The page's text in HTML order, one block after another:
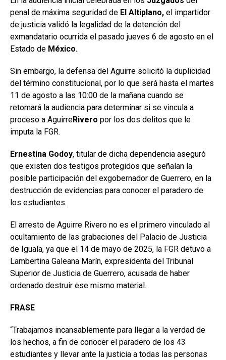
penal de máxima seguridad de El Altiplano, el impartidor
de justicia validó la legalidad de la detención del
exmandatario ocurrida el pasado jueves 6 de agosto en el
Estado de México.
Sin embargo, la defensa del Aguirre solicitó la duplicidad
del término constitucional, por lo que será hasta el martes
11 de agosto a las 10:00 de la mañana cuando se
retomará la audiencia para determinar si se vincula a
proceso a AguirreRivero por los dos delitos que le
imputa la FGR.
Ernestina Godoy, titular de dicha dependencia aseguró
que existen dos testigos protegidos que señalan la
posible participación del exgobernador de Guerrero, en la
destrucción de evidencias para conocer el paradero de
los estudiantes.
El arresto de Aguirre Rivero no es el primero vinculado al
ocultamiento de las grabaciones del Palacio de Justicia
de Iguala, ya que el 14 de mayo de 2025, la FGR detuvo a
Lambertina Galeana Marín, expresidenta del Tribunal
Superior de Justicia de Guerrero, acusada de haber
ordenado destruir ese mismo material.
FRASE
“Trabajamos incansablemente para llegar a la verdad de
los hechos, a fin de conocer el paradero de los 43
estudiantes y llevar ante la justicia a todas las personas